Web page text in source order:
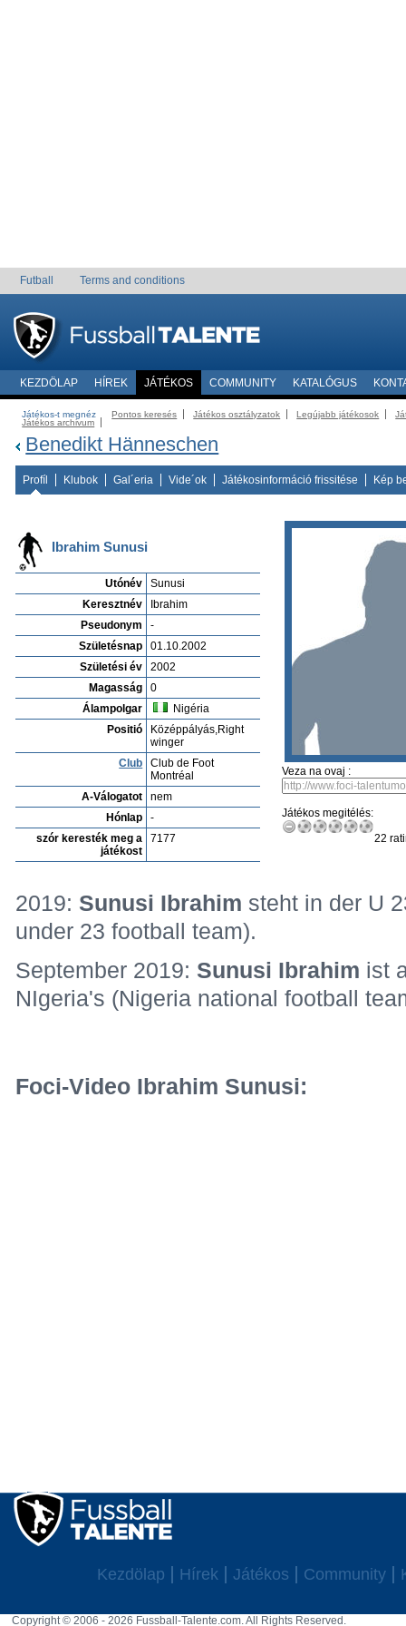
Futball Terms and conditions
KEZDÖLAP HÍREK JÁTÉKOS COMMUNITY KATALÓGUS
Játékos-t megnéz Pontos keresés Játékos osztályzatok Legújabb játékosok
Játékos archivum
Benedikt Hänneschen
Profíl Klubok Gal´eria Vide´ok Játékosinformáció frissitése Kép
Ibrahim Sunusi
Utónév
Sunusi
Keresztnév
Ibrahim
Pseudonym
-
Születésnap
01.10.2002
Születési év
2002
Magasság
0
Álampolgar
Nigéria
Positió
Középpályás,Right
winger
Club
Club de Foot
Montréal
A-Válogatot
nem
Hónlap
-
szór keresték meg a
játékost
7177
Veza na ovaj :
Játékos megitélés:
22
2019: Sunusi Ibrahim steht in der U
under 23 football team).
September 2019: Sunusi Ibrahim ist
NIgeria's (Nigeria national football
Foci-Video Ibrahim Sunusi:
Kezdölap Hírek Játékos Community
Copyright © 2006 - 2026 Fussball-Talente.com. All Rights Reserved.